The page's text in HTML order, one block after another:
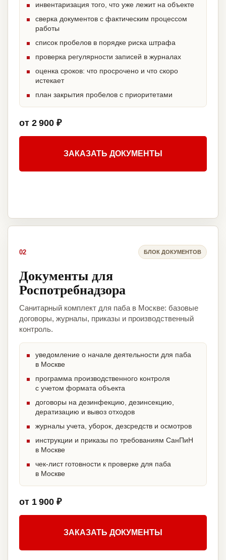
инвентаризация того, что уже лежит на объекте
сверка документов с фактическим процессом
работы
список пробелов в порядке риска штрафа
проверка регулярности записей в журналах
оценка сроков: что просрочено и что скоро
истекает
план закрытия пробелов с приоритетами
от 2 900 ₽
ЗАКАЗАТЬ ДОКУМЕНТЫ
02 БЛОК ДОКУМЕНТОВ
Документы для
Роспотребнадзора
Санитарный комплект для паба в Москве: базовые
договоры, журналы, приказы и производственный
контроль.
уведомление о начале деятельности для паба
в Москве
программа производственного контроля
с учетом формата объекта
договоры на дезинфекцию, дезинсекцию,
дератизацию и вывоз отходов
журналы учета, уборок, дезсредств и осмотров
инструкции и приказы по требованиям СанПиН
в Москве
чек-лист готовности к проверке для паба
в Москве
от 1 900 ₽
ЗАКАЗАТЬ ДОКУМЕНТЫ